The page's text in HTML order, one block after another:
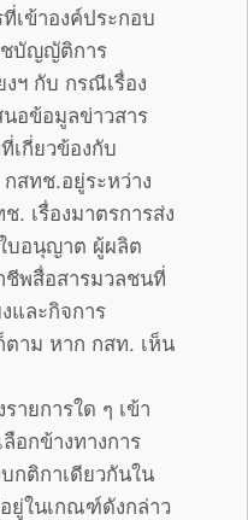
เข้าองค์ประกอบ
ชบัญญัติการ
ฯ กับ กรณีเรื่อง
นอข้อมูลข่าวสาร
เกี่ยวข้องกับ
สทช.อยู่ระหว่าง
. เรื่องมาตรการส่ง
บอนุญาต ผู้ผลิต
ชีพสื่อสารมวลชนที่
และกิจการ
าม หาก กสท. เห็น
ายการใด ๆ เข้า
อกข้างทางการ
กติกาเดียวกันใน
ยู่ในเกณฑ์ดังกล่าว